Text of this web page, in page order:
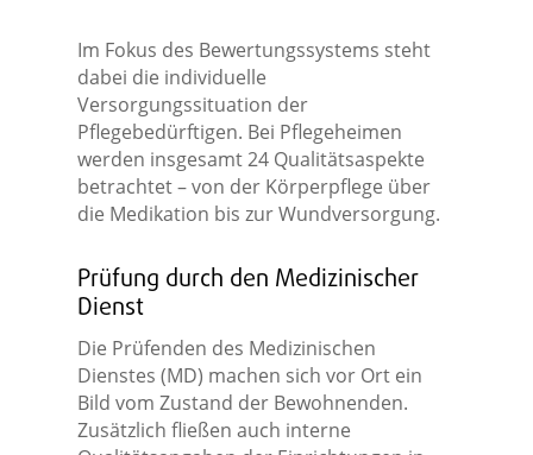
Im Fokus des Bewertungssystems steht
dabei die individuelle
Versorgungssituation der
Pflegebedürftigen. Bei Pflegeheimen
werden insgesamt 24 Qualitätsaspekte
betrachtet – von der Körperpflege über
die Medikation bis zur Wundversorgung.
Prüfung durch den Medizinischer
Dienst
Die Prüfenden des Medizinischen
Dienstes (MD) machen sich vor Ort ein
Bild vom Zustand der Bewohnenden.
Zusätzlich fließen auch interne